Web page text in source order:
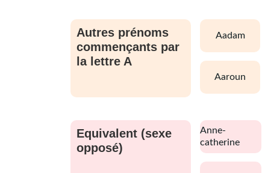
Autres prénoms
commençants par
la lettre A
aadam
aaroun
Equivalent (sexe
opposé)
anne-
catherine